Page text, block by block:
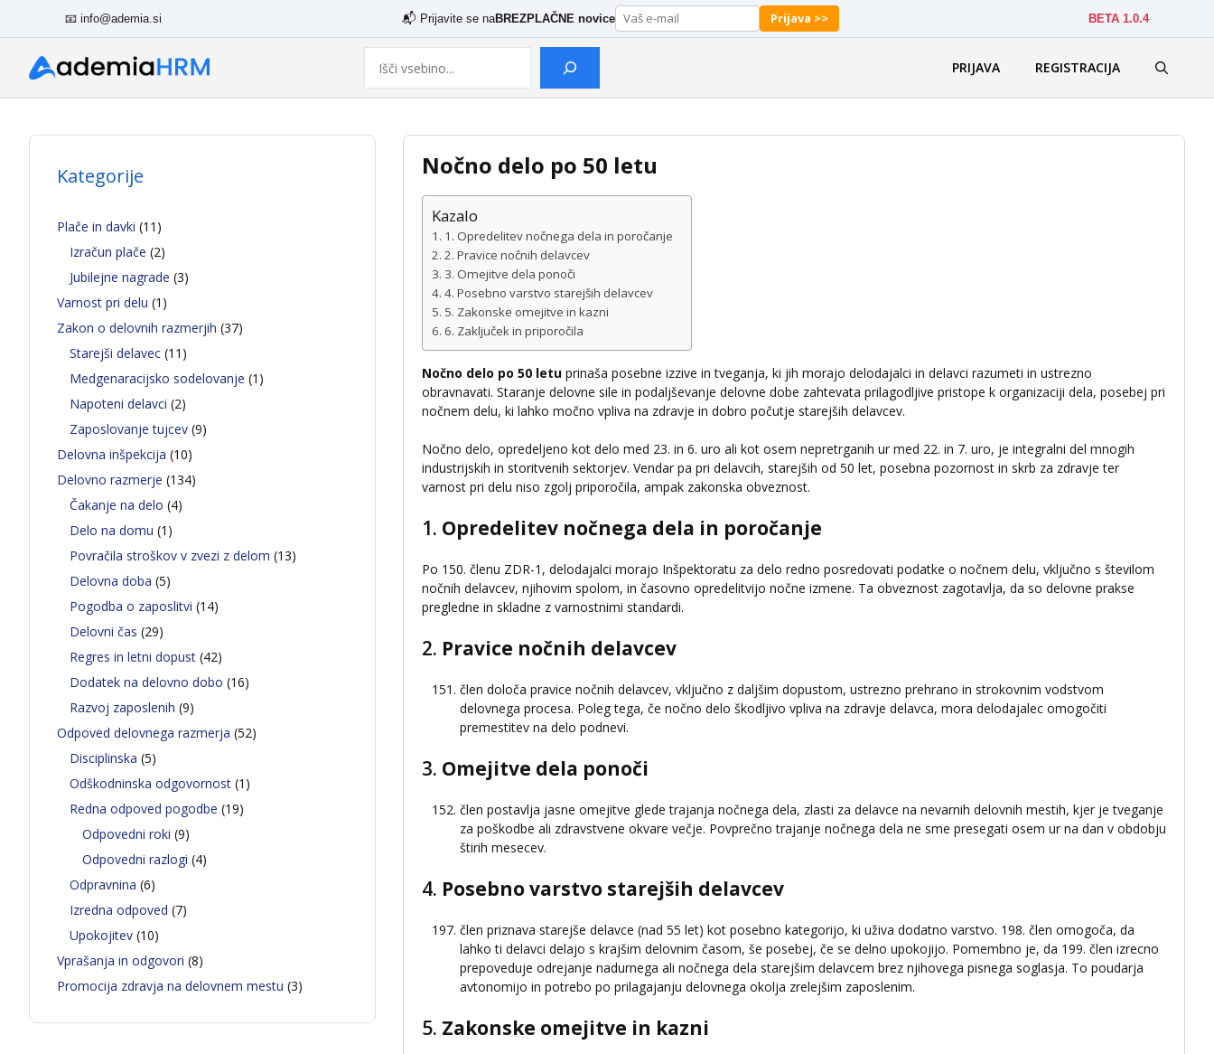
📧 info@ademia.si 📬 Prijavite se naBREZPLAČNE novice Prijava >> BETA 1.0.4
PRIJAVA REGISTRACIJA
Nočno delo po 50 letu
Kazalo
1. Opredelitev nočnega dela in poročanje
2. Pravice nočnih delavcev
3. Omejitve dela ponoči
4. Posebno varstvo starejših delavcev
5. Zakonske omejitve in kazni
6. Zaključek in priporočila
Nočno delo po 50 letu prinaša posebne izzive in tveganja, ki jih morajo delodajalci in delavci razumeti in ustrezno
obravnavati. Staranje delovne sile in podaljševanje delovne dobe zahtevata prilagodljive pristope k organizaciji dela, posebej pri
nočnem delu, ki lahko močno vpliva na zdravje in dobro počutje starejših delavcev.
Nočno delo, opredeljeno kot delo med 23. in 6. uro ali kot osem nepretrganih ur med 22. in 7. uro, je integralni del mnogih
industrijskih in storitvenih sektorjev. Vendar pa pri delavcih, starejših od 50 let, posebna pozornost in skrb za zdravje ter
varnost pri delu niso zgolj priporočila, ampak zakonska obveznost.
1. Opredelitev nočnega dela in poročanje
Po 150. členu ZDR-1, delodajalci morajo Inšpektoratu za delo redno posredovati podatke o nočnem delu, vključno s številom
nočnih delavcev, njihovim spolom, in časovno opredelitvijo nočne izmene. Ta obveznost zagotavlja, da so delovne prakse
pregledne in skladne z varnostnimi standardi.
2. Pravice nočnih delavcev
člen določa pravice nočnih delavcev, vključno z daljšim dopustom, ustrezno prehrano in strokovnim vodstvom
delovnega procesa. Poleg tega, če nočno delo škodljivo vpliva na zdravje delavca, mora delodajalec omogočiti
premestitev na delo podnevi.
3. Omejitve dela ponoči
člen postavlja jasne omejitve glede trajanja nočnega dela, zlasti za delavce na nevarnih delovnih mestih, kjer je tveganje
za poškodbe ali zdravstvene okvare večje. Povprečno trajanje nočnega dela ne sme presegati osem ur na dan v obdobju
štirih mesecev.
4. Posebno varstvo starejših delavcev
člen priznava starejše delavce (nad 55 let) kot posebno kategorijo, ki uživa dodatno varstvo. 198. člen omogoča, da
lahko ti delavci delajo s krajšim delovnim časom, še posebej, če se delno upokojijo. Pomembno je, da 199. člen izrecno
prepoveduje odrejanje nadurnega ali nočnega dela starejšim delavcem brez njihovega pisnega soglasja. To poudarja
avtonomijo in potrebo po prilagajanju delovnega okolja zrelejšim zaposlenim.
5. Zakonske omejitve in kazni
Kategorije
Plače in davki (11)
Izračun plače (2)
Jubilejne nagrade (3)
Varnost pri delu (1)
Zakon o delovnih razmerjih (37)
Starejši delavec (11)
Medgenaracijsko sodelovanje (1)
Napoteni delavci (2)
Zaposlovanje tujcev (9)
Delovna inšpekcija (10)
Delovno razmerje (134)
Čakanje na delo (4)
Delo na domu (1)
Povračila stroškov v zvezi z delom (13)
Delovna doba (5)
Pogodba o zaposlitvi (14)
Delovni čas (29)
Regres in letni dopust (42)
Dodatek na delovno dobo (16)
Razvoj zaposlenih (9)
Odpoved delovnega razmerja (52)
Disciplinska (5)
Odškodninska odgovornost (1)
Redna odpoved pogodbe (19)
Odpovedni roki (9)
Odpovedni razlogi (4)
Odpravnina (6)
Izredna odpoved (7)
Upokojitev (10)
Vprašanja in odgovori (8)
Promocija zdravja na delovnem mestu (3)